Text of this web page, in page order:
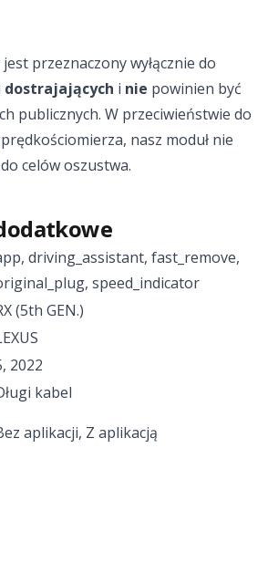
przeznaczony wyłącznie do
dostrajających i nie powinien być
publicznych. W przeciwieństwie do
nasz moduł nie
celów oszustwa.
, driving_assistant, fast_remove,
, speed_indicator
(5th GEN.)
, 2022
kabel
aplikacji, Z aplikacją